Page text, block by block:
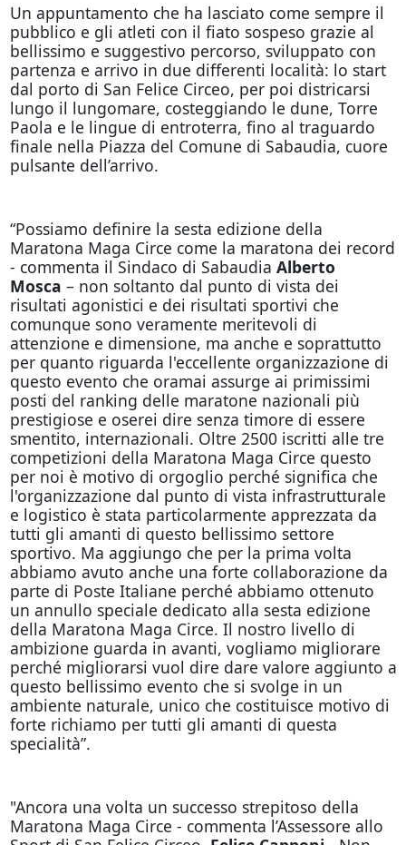
Un appuntamento che ha lasciato come sempre il
pubblico e gli atleti con il fiato sospeso grazie al
bellissimo e suggestivo percorso, sviluppato con
partenza e arrivo in due differenti località: lo start
dal porto di San Felice Circeo, per poi districarsi
lungo il lungomare, costeggiando le dune, Torre
Paola e le lingue di entroterra, fino al traguardo
finale nella Piazza del Comune di Sabaudia, cuore
pulsante dell’arrivo.
“Possiamo definire la sesta edizione della
Maratona Maga Circe come la maratona dei record
- commenta il Sindaco di Sabaudia Alberto
Mosca – non soltanto dal punto di vista dei
risultati agonistici e dei risultati sportivi che
comunque sono veramente meritevoli di
attenzione e dimensione, ma anche e soprattutto
per quanto riguarda l'eccellente organizzazione di
questo evento che oramai assurge ai primissimi
posti del ranking delle maratone nazionali più
prestigiose e oserei dire senza timore di essere
smentito, internazionali. Oltre 2500 iscritti alle tre
competizioni della Maratona Maga Circe questo
per noi è motivo di orgoglio perché significa che
l'organizzazione dal punto di vista infrastrutturale
e logistico è stata particolarmente apprezzata da
tutti gli amanti di questo bellissimo settore
sportivo. Ma aggiungo che per la prima volta
abbiamo avuto anche una forte collaborazione da
parte di Poste Italiane perché abbiamo ottenuto
un annullo speciale dedicato alla sesta edizione
della Maratona Maga Circe. Il nostro livello di
ambizione guarda in avanti, vogliamo migliorare
perché migliorarsi vuol dire dare valore aggiunto a
questo bellissimo evento che si svolge in un
ambiente naturale, unico che costituisce motivo di
forte richiamo per tutti gli amanti di questa
specialità”.
"Ancora una volta un successo strepitoso della
Maratona Maga Circe - commenta l’Assessore allo